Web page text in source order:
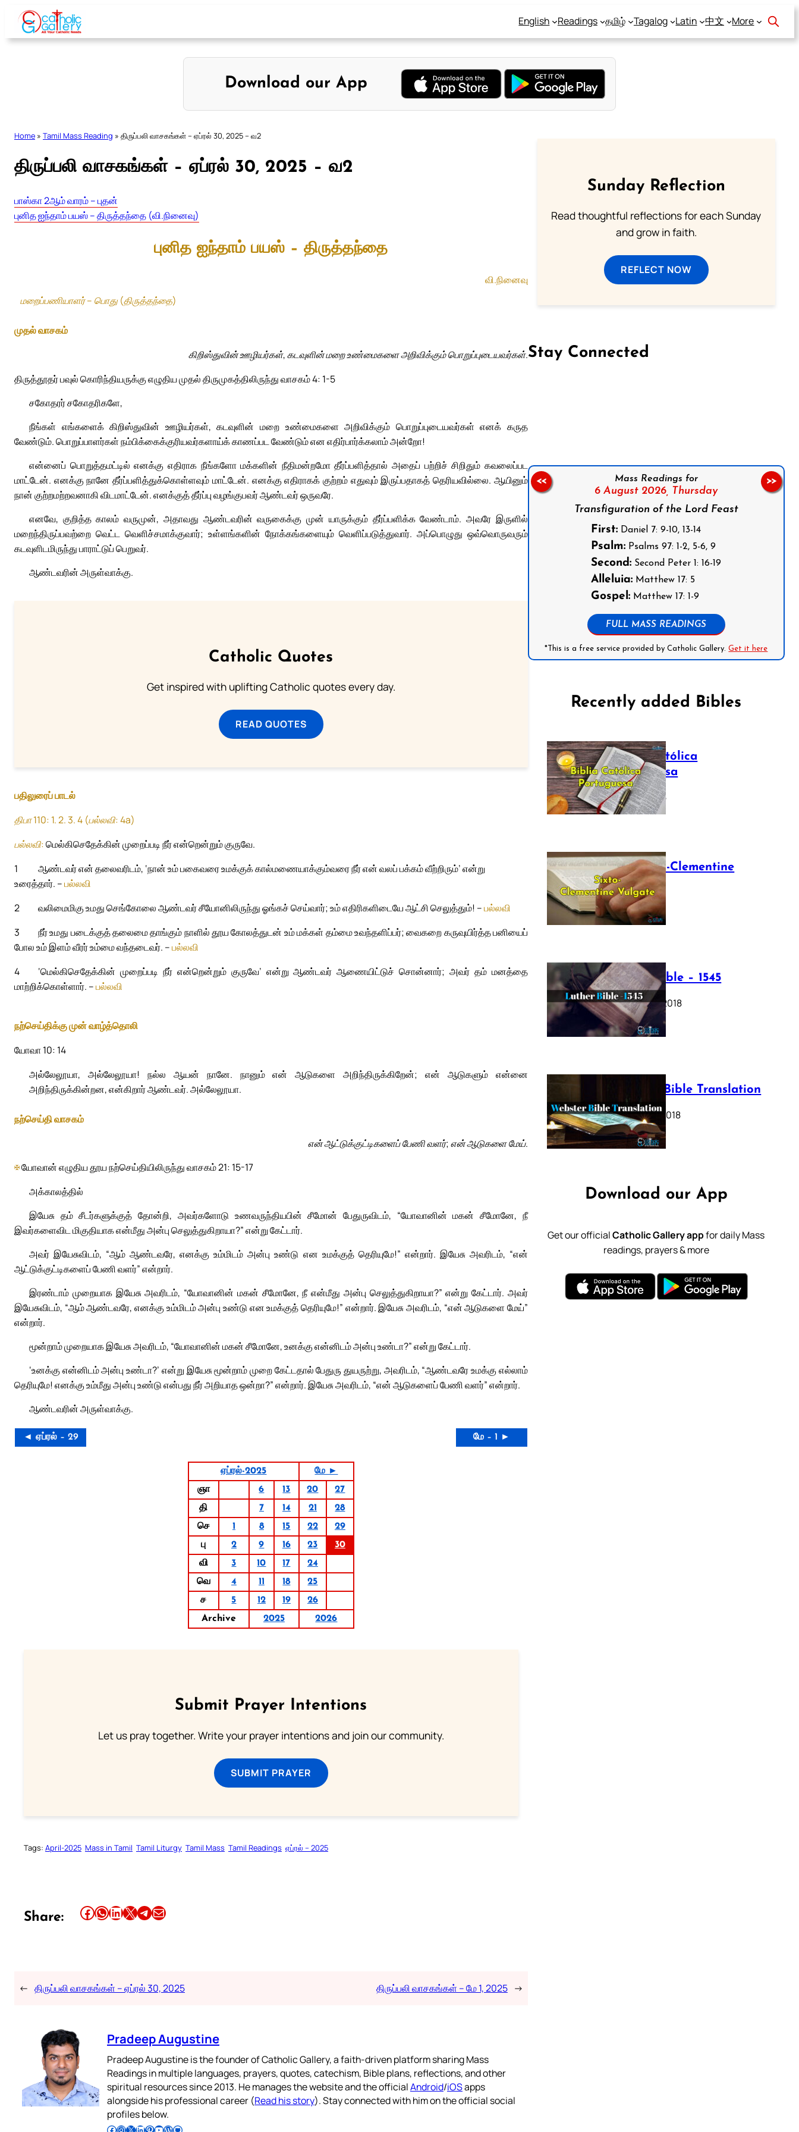
Skip
content
English Readings தமிழ் Tagalog Latin 中文 More
Download our App
Home » Tamil Mass Reading » திருப்பலி வாசகங்கள் – ஏப்ரல் 30, 2025 – வ2
திருப்பலி வாசகங்கள் – ஏப்ரல் 30, 2025 – வ2
பாஸ்கா 2ஆம் வாரம் – புதன்
புனித ஐந்தாம் பயஸ் – திருத்தந்தை (வி.நினைவு)
புனித ஐந்தாம் பயஸ் – திருத்தந்தை
வி.நினைவு
மறைப்பணியாளர் – பொது (திருத்தந்தை)
முதல் வாசகம்
கிறிஸ்துவின் ஊழியர்கள், கடவுளின் மறை உண்மைகளை அறிவிக்கும் பொறுப்புடையவர்கள்.
திருத்தூதர் பவுல் கொரிந்தியருக்கு எழுதிய முதல் திருமுகத்திலிருந்து வாசகம் 4: 1-5
சகோதரர் சகோதரிகளே,
நீங்கள் எங்களைக் கிறிஸ்துவின் ஊழியர்கள், கடவுளின் மறை உண்மைகளை அறிவிக்கும் பொறுப்புடையவர்கள் எனக் கருத
வேண்டும். பொறுப்பாளர்கள் நம்பிக்கைக்குரியவர்களாய்க் காணப்பட வேண்டும் என எதிர்பார்க்கலாம் அன்றோ!
என்னைப் பொறுத்தமட்டில் எனக்கு எதிராக நீங்களோ மக்களின் நீதிமன்றமோ தீர்ப்பளித்தால் அதைப் பற்றிச் சிறிதும் கவலைப்பட
மாட்டேன். எனக்கு நானே தீர்ப்பளித்துக்கொள்ளவும் மாட்டேன். எனக்கு எதிராகக் குற்றம் எதுவும் இருப்பதாகத் தெரியவில்லை. ஆயினும்
நான் குற்றமற்றவனாகி விடமாட்டேன். எனக்குத் தீர்ப்பு வழங்குபவர் ஆண்டவர் ஒருவரே.
எனவே, குறித்த காலம் வருமுன், அதாவது ஆண்டவரின் வருகைக்கு முன் யாருக்கும் தீர்ப்பளிக்க வேண்டாம். அவரே இருளில்
மறைந்திருப்பவற்றை வெட்ட வெளிச்சமாக்குவார்; உள்ளங்களின் நோக்கங்களையும் வெளிப்படுத்துவார். அப்பொழுது ஒவ்வொருவரும்
கடவுளிடமிருந்து பாராட்டுப் பெறுவர்.
ஆண்டவரின் அருள்வாக்கு.
Catholic Quotes
Get inspired with uplifting Catholic quotes every day.
READ QUOTES
பதிலுரைப் பாடல்
திபா 110: 1. 2. 3. 4 (பல்லவி: 4a)
பல்லவி:மெல்கிசெதேக்கின் முறைப்படி நீர் என்றென்றும் குருவே.
1
ஆண்டவர் என் தலைவரிடம், ‘நான் உம் பகைவரை உமக்குக் கால்மணையாக்கும்வரை நீர் என் வலப் பக்கம் வீற்றிரும்’ என்று
உரைத்தார். –பல்லவி
2
வலிமைமிகு உமது செங்கோலை ஆண்டவர் சீயோனிலிருந்து ஓங்கச் செய்வார்; உம் எதிரிகளிடையே ஆட்சி செலுத்தும்! –பல்லவி
3
நீர் உமது படைக்குத் தலைமை தாங்கும் நாளில் தூய கோலத்துடன் உம் மக்கள் தம்மை உவந்தளிப்பர்; வைகறை கருவுயிர்த்த பனியைப்
போல உம் இளம் வீரர் உம்மை வந்தடைவர். –பல்லவி
4
‘மெல்கிசெதேக்கின் முறைப்படி நீர் என்றென்றும் குருவே’ என்று ஆண்டவர் ஆணையிட்டுச் சொன்னார்; அவர் தம் மனத்தை
மாற்றிக்கொள்ளார். –பல்லவி
நற்செய்திக்கு முன் வாழ்த்தொலி
யோவா 10: 14
அல்லேலூயா, அல்லேலூயா! நல்ல ஆயன் நானே. நானும் என் ஆடுகளை அறிந்திருக்கிறேன்; என் ஆடுகளும் என்னை
அறிந்திருக்கின்றன, என்கிறார் ஆண்டவர். அல்லேலூயா.
நற்செய்தி வாசகம்
என் ஆட்டுக்குட்டிகளைப் பேணி வளர்; என் ஆடுகளை மேய்.
✠யோவான் எழுதிய தூய நற்செய்தியிலிருந்து வாசகம் 21: 15-17
அக்காலத்தில்
இயேசு தம் சீடர்களுக்குத் தோன்றி, அவர்களோடு உணவருந்தியபின் சீமோன் பேதுருவிடம், “யோவானின் மகன் சீமோனே, நீ
இவர்களைவிட மிகுதியாக என்மீது அன்பு செலுத்துகிறாயா?” என்று கேட்டார்.
அவர் இயேசுவிடம், “ஆம் ஆண்டவரே, எனக்கு உம்மிடம் அன்பு உண்டு என உமக்குத் தெரியுமே!” என்றார். இயேசு அவரிடம், “என்
ஆட்டுக்குட்டிகளைப் பேணி வளர்” என்றார்.
இரண்டாம் முறையாக இயேசு அவரிடம், “யோவானின் மகன் சீமோனே, நீ என்மீது அன்பு செலுத்துகிறாயா?” என்று கேட்டார். அவர்
இயேசுவிடம், “ஆம் ஆண்டவரே, எனக்கு உம்மிடம் அன்பு உண்டு என உமக்குத் தெரியுமே!” என்றார். இயேசு அவரிடம், “என் ஆடுகளை மேய்”
என்றார்.
மூன்றாம் முறையாக இயேசு அவரிடம், “யோவானின் மகன் சீமோனே, உனக்கு என்னிடம் அன்பு உண்டா?” என்று கேட்டார்.
‘உனக்கு என்னிடம் அன்பு உண்டா?’ என்று இயேசு மூன்றாம் முறை கேட்டதால் பேதுரு துயருற்று, அவரிடம், “ஆண்டவரே உமக்கு எல்லாம்
தெரியுமே! எனக்கு உம்மீது அன்பு உண்டு என்பது நீர் அறியாத ஒன்றா?” என்றார். இயேசு அவரிடம், “என் ஆடுகளைப் பேணி வளர்” என்றார்.
ஆண்டவரின் அருள்வாக்கு.
◄ ஏப்ரல் – 29 மே – 1 ►
ஏப்ரல்-2025
மே ►
ஞா
6 13 20
27
தி
7 14 21
28
செ
1 8 15 22
29
பு
2 9 16 23
30
வி
3 10 17
24
வெ
4 11 18
25
ச
5 12 19
26
Archive
2025 2026
Submit Prayer Intentions
Let us pray together. Write your prayer intentions and join our community.
SUBMIT PRAYER
Tags: April-2025 Mass in Tamil Tamil Liturgy Tamil Mass Tamil Readings ஏப்ரல் – 2025
Share: Share this article on Facebook Share this article on WhatsApp Share this article on LinkedIn Share this article on X Share this article on TelegramEmail this Article
← திருப்பலி வாசகங்கள் – ஏப்ரல் 30, 2025 திருப்பலி வாசகங்கள் – மே 1, 2025 →
Pradeep Augustine
Pradeep Augustine is the founder of Catholic Gallery, a faith-driven platform sharing Mass
Readings in multiple languages, prayers, quotes, catechism, Bible plans, reflections, and other
spiritual resources since 2013. He manages the website and the officialAndroid/iOSapps
alongside his professional career (Read his story). Stay connected with him on the official social
profiles below.
Sunday Reflection
Read thoughtful reflections for each Sunday
and grow in faith.
REFLECT NOW
Stay Connected
Mass Readings for
6 August 2026, Thursday
Transfiguration of the Lord Feast
First: Daniel 7: 9-10, 13-14
Psalm: Psalms 97: 1-2, 5-6, 9
Second: Second Peter 1: 16-19
Alleluia: Matthew 17: 5
Gospel: Matthew 17: 1-9
FULL MASS READINGS
*This is a free service provided by Catholic Gallery.Get it here
<< >>
Recently added Bibles
Bíblia Católica
Portuguesa
July 16, 2025
The Sixto-Clementine
Vulgate
July 12, 2025
Luther Bible – 1545
October 17, 2018
Webster Bible Translation
October 11, 2018
Download our App
Get our officialCatholic Gallery appfor daily Mass
readings, prayers & more